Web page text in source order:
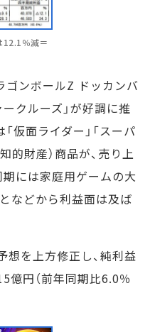
12.1％減＝
ゴンボールZ ドッカンバ
ークルーズ」が好調に推
仮面ライダー」「スーパ
的財産）商品が、売り上
期には家庭用ゲームの大
などから利益面は及ば
を上方修正し、純利益
億円（前年同期比6.0％